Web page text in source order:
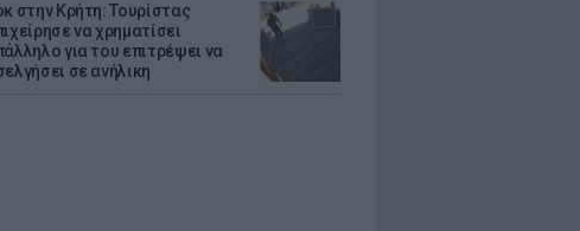
στην Κρήτη: Τουρίστας
να χρηματίσει
για του επιτρέψει να
σε ανήλικη